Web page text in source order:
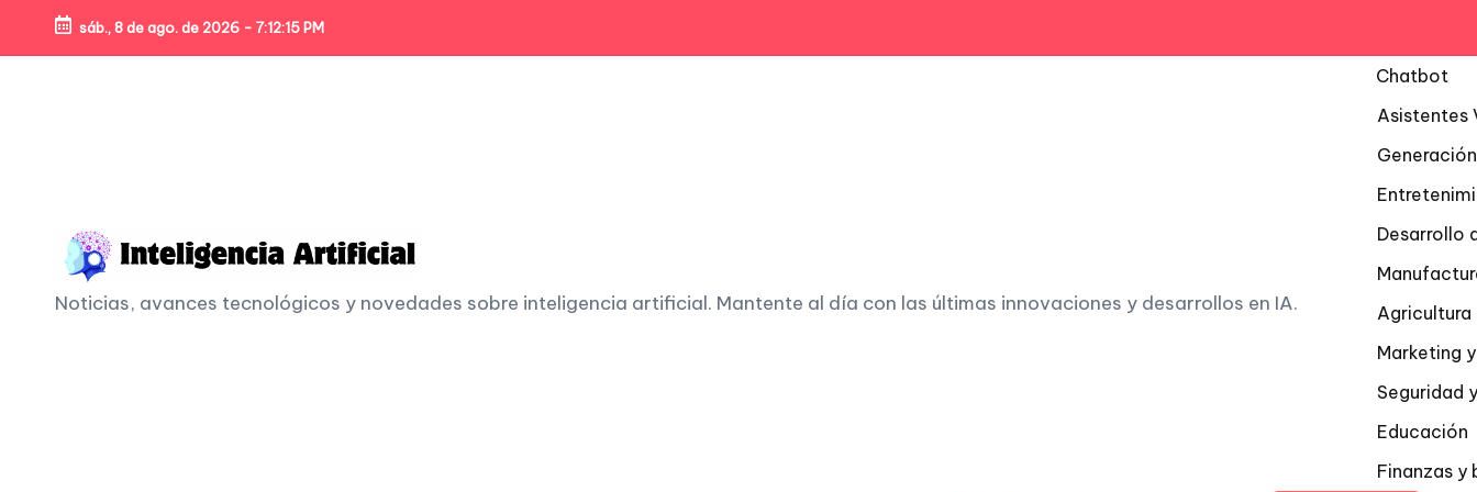
Skip
sáb., 8 de ago. de 2026 - 7:12:17 PM
I
Noticias, avances tecnológicos y novedades sobre inteligencia artificial. Mantente al día con las últimas innovaciones y desarrollos en IA.
Chatbot
Asistentes
Desarrollo
Agricultura
Marketing
Seguridad
Educación
Finanzas y